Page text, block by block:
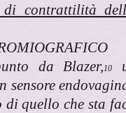
contrattilità
da Blazer,10
sensore
quello che sta